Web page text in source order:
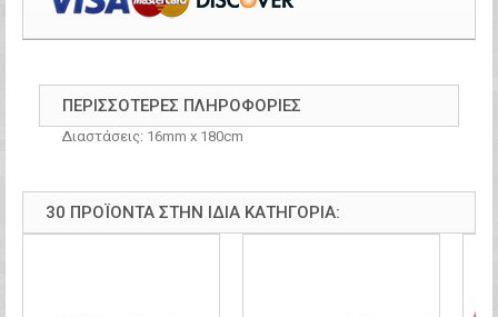
ΠΕΡΙΣΣΌΤΕΡΕΣ ΠΛΗΡΟΦΟΡΊΕΣ
Διαστάσεις: 16mm x 180cm
30 ΠΡΟΪΌΝΤΑ ΣΤΗΝ ΊΔΙΑ ΚΑΤΗΓΟΡΊΑ: